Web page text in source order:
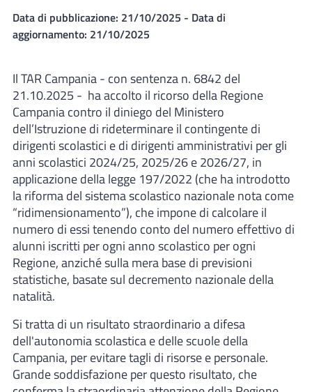
Data di pubblicazione: 21/10/2025 - Data di
aggiornamento: 21/10/2025
Il TAR Campania - con sentenza n. 6842 del
21.10.2025 - ha accolto il ricorso della Regione
Campania contro il diniego del Ministero
dell’Istruzione di rideterminare il contingente di
dirigenti scolastici e di dirigenti amministrativi per gli
anni scolastici 2024/25, 2025/26 e 2026/27, in
applicazione della legge 197/2022 (che ha introdotto
la riforma del sistema scolastico nazionale nota come
“ridimensionamento”), che impone di calcolare il
numero di essi tenendo conto del numero effettivo di
alunni iscritti per ogni anno scolastico per ogni
Regione, anziché sulla mera base di previsioni
statistiche, basate sul decremento nazionale della
natalità.
Si tratta di un risultato straordinario a difesa
dell'autonomia scolastica e delle scuole della
Campania, per evitare tagli di risorse e personale.
Grande soddisfazione per questo risultato, che